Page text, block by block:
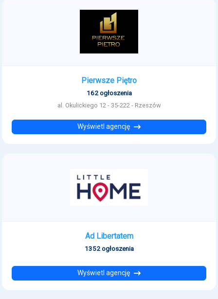
Pierwsze Piętro
162 ogłoszenia
al. Okulickiego 12 - 35-222 - Rzeszów
Wyświetl agencję
Ad Libertatem
1352 ogłoszenia
Wyświetl agencję